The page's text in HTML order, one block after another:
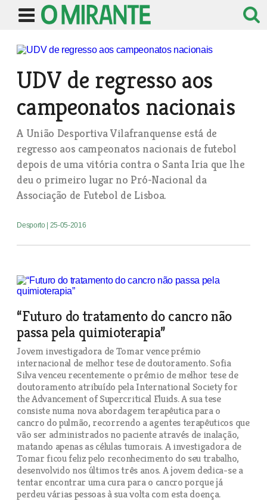
UDV de regresso aos
campeonatos nacionais
A União Desportiva Vilafranquense está de
regresso aos campeonatos nacionais de futebol
depois de uma vitória contra o Santa Iria que lhe
deu o primeiro lugar no Pró-Nacional da
Associação de Futebol de Lisboa.
Desporto | 25-05-2016
“Futuro do tratamento do cancro não
passa pela quimioterapia”
Jovem investigadora de Tomar vence prémio
internacional de melhor tese de doutoramento. Sofia
Silva venceu recentemente o prémio de melhor tese de
doutoramento atribuído pela International Society for
the Advancement of Supercritical Fluids. A sua tese
consiste numa nova abordagem terapêutica para o
cancro do pulmão, recorrendo a agentes terapêuticos que
vão ser administrados no paciente através de inalação,
matando apenas as células tumorais. A investigadora de
Tomar ficou feliz pelo reconhecimento do seu trabalho,
desenvolvido nos últimos três anos. A jovem dedica-se a
tentar encontrar uma cura para o cancro porque já
perdeu várias pessoas à sua volta com esta doença.